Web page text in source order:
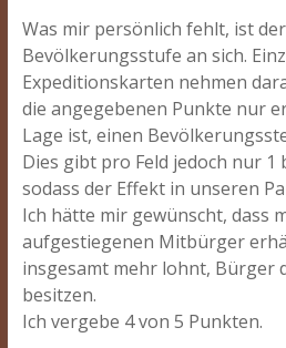
Was mir persönlich fehlt, ist
Bevölkerungsstufe an sich.
Expeditionskarten nehmen
die angegebenen Punkte nur
Lage ist, einen
Dies gibt pro Feld jedoch nur 1
sodass der Effekt in unseren
Ich hätte mir gewünscht, dass
aufgestiegenen Mitbürger
insgesamt mehr lohnt, Bürger
besitzen.
Ich vergebe 4 von 5 Punkten.